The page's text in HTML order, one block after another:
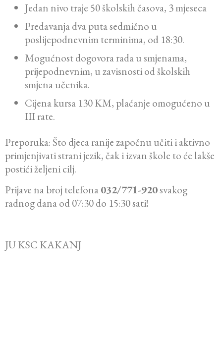
Jedan nivo traje 50 školskih časova, 3 mjeseca
Predavanja dva puta sedmično u
poslijepodnevnim terminima, od 18:30.
Mogućnost dogovora rada u smjenama,
prijepodnevnim, u zavisnosti od školskih
smjena učenika.
Cijena kursa 130 KM, plaćanje omogućeno u
III rate.
Preporuka: Što djeca ranije započnu učiti i aktivno
primjenjivati strani jezik, čak i izvan škole to će lakše
postići željeni cilj.
Prijave na broj telefona032/771-920svakog
radnog dana od 07:30 do 15:30 sati!
JU KSC KAKANJ